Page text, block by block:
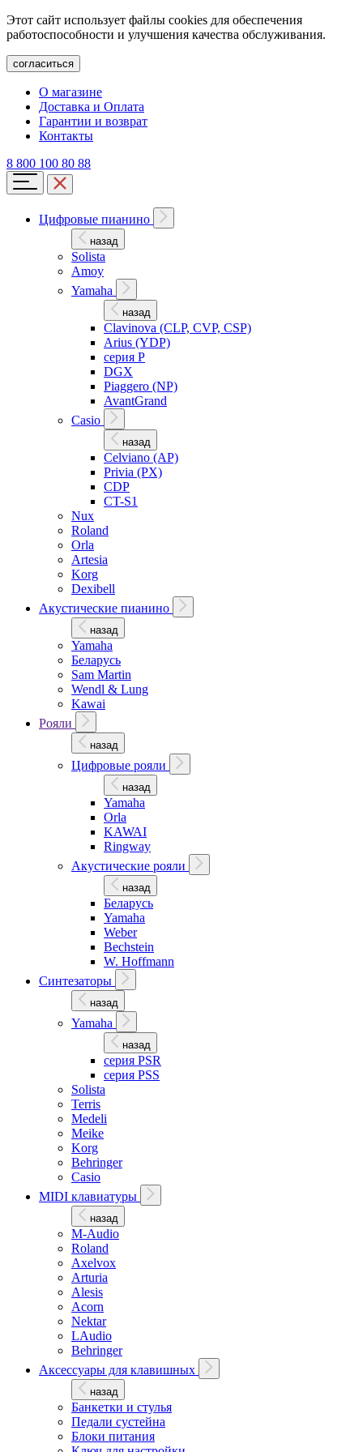
Этот сайт использует файлы cookies для обеспечения
работоспособности и улучшения качества обслуживания.
согласиться
О магазине
Доставка и Оплата
Гарантии и возврат
Контакты
8 800 100 80 88
Цифровые пианино
назад
Solista
Amoy
Yamaha
назад
Clavinova (CLP, CVP, CSP)
Arius (YDP)
серия P
DGX
Piaggero (NP)
AvantGrand
Casio
назад
Celviano (AP)
Privia (PX)
CDP
CT-S1
Nux
Roland
Orla
Artesia
Korg
Dexibell
Акустические пианино
назад
Yamaha
Беларусь
Sam Martin
Wendl & Lung
Kawai
Рояли
назад
Цифровые рояли
назад
Yamaha
Orla
KAWAI
Ringway
Акустические рояли
назад
Беларусь
Yamaha
Weber
Bechstein
W. Hoffmann
Синтезаторы
назад
Yamaha
назад
серия PSR
серия PSS
Solista
Terris
Medeli
Meike
Korg
Behringer
Casio
MIDI клавиатуры
назад
M-Audio
Roland
Axelvox
Arturia
Alesis
Acorn
Nektar
LAudio
Behringer
Аксессуары для клавишных
назад
Банкетки и стулья
Педали сустейна
Блоки питания